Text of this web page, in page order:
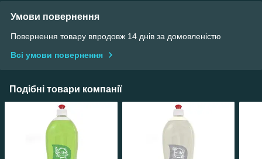
Умови повернення
Повернення товару впродовж 14 днів за домовленістю
Всі умови повернення
Подібні товари компанії